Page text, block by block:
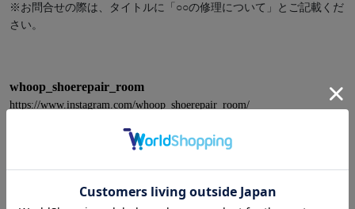
※お問合せの際は、タイトルに「○○の修理について」とご記載くだ
さい。
whoop_shoerepair_room
https://www.instagram.com/whoop_shoerepair_room/
フープディドゥ修理工房のInstagramアカウントです